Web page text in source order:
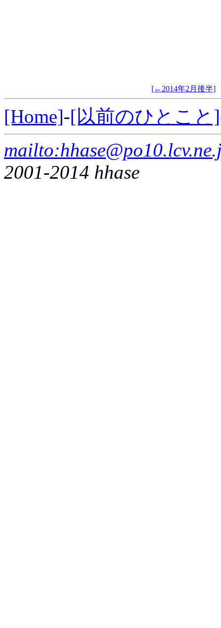
[←2014年2月後半]
[Home]-[以前のひとこと]
2001-2014 hhase